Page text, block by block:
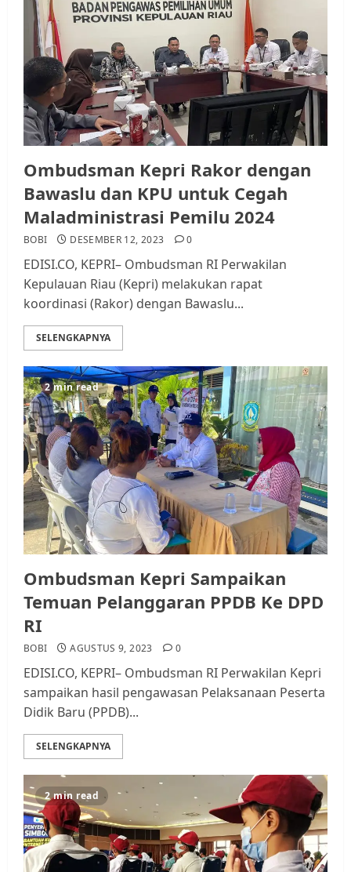
Ombudsman Kepri Rakor dengan
Bawaslu dan KPU untuk Cegah
Maladministrasi Pemilu 2024
BOBI DESEMBER 12, 2023 0
EDISI.CO, KEPRI– Ombudsman RI Perwakilan
Kepulauan Riau (Kepri) melakukan rapat
koordinasi (Rakor) dengan Bawaslu...
SELENGKAPNYA
2 min read
Ombudsman Kepri Sampaikan
Temuan Pelanggaran PPDB Ke DPD
RI
BOBI AGUSTUS 9, 2023 0
EDISI.CO, KEPRI– Ombudsman RI Perwakilan Kepri
sampaikan hasil pengawasan Pelaksanaan Peserta
Didik Baru (PPDB)...
SELENGKAPNYA
2 min read